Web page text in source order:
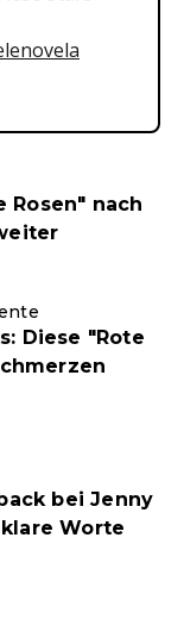
Rosen" nach
Diese "Rote
bei Jenny
Worte